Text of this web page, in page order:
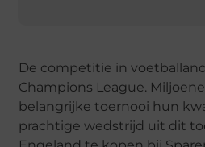
De competitie in
Champions League.
belangrijke toernooi hun
prachtige wedstrijd uit dit